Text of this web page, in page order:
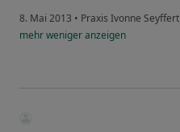
8. Mai 2013 • Praxis Ivonne
mehrwenigeranzeigen